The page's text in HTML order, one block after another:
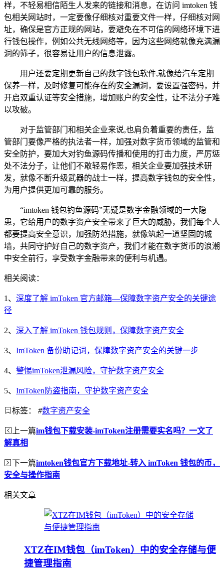
样，不轻易相信陌生人发来的链接和消息，在访问 imtoken 钱
包相关网站时，一定要像仔细核对重要文件一样，仔细核对网
址，确保是官方正规的网站，要避免在不可信的网络环境下进
行钱包操作，例如公共无线网络等，因为这些网络就像充满漏
洞的筛子，很容易让用户的信息泄露。
用户还要定期更新自己的数字钱包软件,就像给汽车定期
保养一样，及时修复可能存在的安全漏洞，要设置强密码，并
开启双重认证等安全措施，增加账户的安全性，让不法分子难
以攻破。
对于监管部门和相关企业来说,也肩负着重要的责任，监
管部门要像严格的执法者一样，加强对数字货币领域的监管和
安全防护，要加大对钓鱼源码传播和使用的打击力度，严厉惩
处不法分子，让他们不敢轻易作恶，相关企业要加强技术研
发，就像不断升级武器的战士一样，提高数字钱包的安全性，
为用户提供更加可靠的服务。
“imtoken 钱包钓鱼源码”无疑是数字金融领域的一大隐
患，它给用户的数字资产安全带来了巨大的威胁，我们每个人
都要提高安全意识，加强防范措施，就像筑起一道坚固的城
墙，共同守护好自己的数字资产，我们才能在数字货币的浪潮
中安全前行，享受数字金融带来的便利与机遇。
相关阅读：
1、 深度了解 imToken 官方邮箱—保障数字资产安全的关键途
径
2、 深入了解 imToken 钱包规则，保障数字资产安全
3、 ImToken 备份助记词，保障数字资产安全的关键一步
4、 警惕imToken泄漏风险，守护数字资产安全
5、 ImToken防盗指南，守护数字资产安全
标签： #数字资产安全
上一篇im钱包下载安装-imToken注册需要实名吗？一文了
解真相
下一篇imtoken钱包官方下载地址-转入 imToken 钱包的币，
安全与操作指南
相关文章
XTZ在IM钱包（imToken）中的安全存储与便
捷管理指南